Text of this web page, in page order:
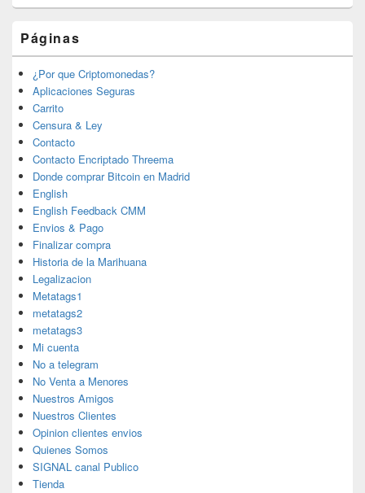
Páginas
¿Por que Criptomonedas?
Aplicaciones Seguras
Carrito
Censura & Ley
Contacto
Contacto Encriptado Threema
Donde comprar Bitcoin en Madrid
English
English Feedback CMM
Envios & Pago
Finalizar compra
Historia de la Marihuana
Legalizacion
Metatags1
metatags2
metatags3
Mi cuenta
No a telegram
No Venta a Menores
Nuestros Amigos
Nuestros Clientes
Opinion clientes envios
Quienes Somos
SIGNAL canal Publico
Tienda